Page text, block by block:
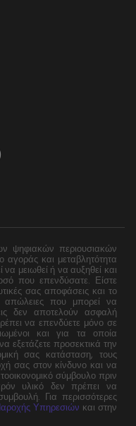
ψηφιακών περιουσιακών
αγοράς και μεταβλητότητα
μειωθεί ή να αυξηθεί και
που επενδύσατε. Είστε
σας αποφάσεις και το
που μπορεί να
δεν αποτελούν ασφαλή
να επενδύετε μόνο σε
και για τα οποία
εξετάζετε προσεκτικά την
σας κατάσταση, τους
σας στον κίνδυνο και να
σύμβουλο πριν
υλικό δεν πρέπει να
Για περισσότερες
Υπηρεσιών και στην